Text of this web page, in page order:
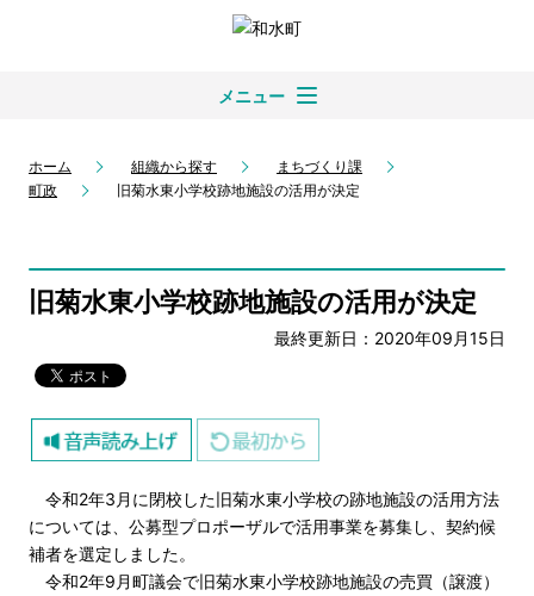
メニュー
ホーム 組織から探す
まちづくり課
町政
旧菊水東小学校跡地施設の活用が決定
旧菊水東小学校跡地施設の活用が決定
最終更新日：2020年09月15日
令和2年3月に閉校した旧菊水東小学校の跡地施設の活用方法
については、公募型プロポーザルで活用事業を募集し、契約候
補者を選定しました。
令和2年9月町議会で旧菊水東小学校跡地施設の売買（譲渡）